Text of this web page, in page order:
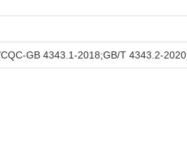
GB 4343.1-2018;GB/T 4343.2-2020